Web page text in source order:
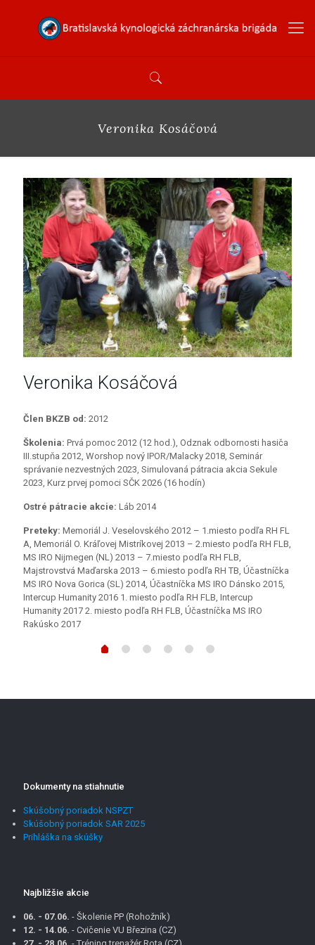
Veronika Kosáčová
Veronika Kosáčová
Člen BKZB od: 2012
Školenia: Prvá pomoc 2012 (12 hod.), Odznak odbornosti hasiča
III.stupňa 2012, Worshop nový IPOR/Malacky 2018, Seminár
správanie nezvestných 2023, Simulovaná pátracia akcia Sekule
2023, Kurz prvej pomoci SČK 2026 (16 hodín)
Ostré pátracie akcie: Láb 2014
Preteky: Memoriál J. Veselovského 2012 – 1.miesto podľa RH FL
A, Memoriál O. Kráľovej Mistríkovej 2013 – 2.miesto podľa RH FLB,
MS IRO Nijmegen (NL) 2013 – 7.miesto podľa RH FLB,
Majstrovstvá Maďarska 2013 – 6.miesto podľa RH TB, Účastníčka
MS IRO Nova Gorica (SL) 2014, Účastníčka MS IRO Dánsko 2015,
Intercup Humanity 2016 1. miesto podľa RH FLB, Intercup
Humanity 2017 2. miesto podľa RH FLB, Účastníčka MS IRO
Rakúsko 2017
Dokumenty na stiahnutie
Skúšobný poriadok NSPZT
Skúšobný poriadok SAR 2025
Prihláška na skúšky
Najbližšie akcie
06. - 07.06. - Školenie PP (Rohožník)
12. - 14.06. - Cvičenie VU Březina (CZ)